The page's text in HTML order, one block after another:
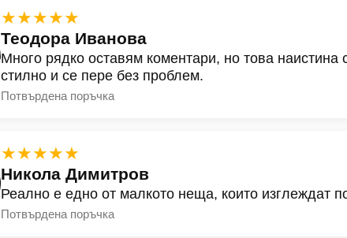
★★★★★
Теодора Иванова
Много рядко оставям коментари, но това
стилно и се пере без проблем.
Потвърдена поръчка
★★★★★
Никола Димитров
Реално е едно от малкото неща, които изглеждат
Потвърдена поръчка